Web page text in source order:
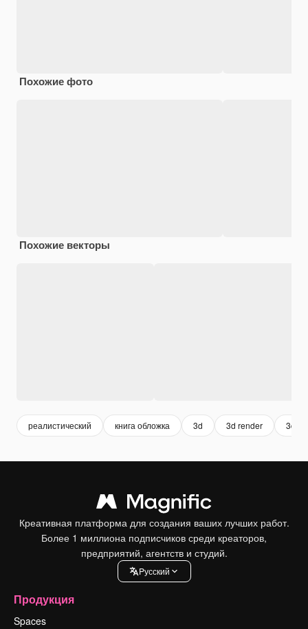
Похожие фото
Похожие векторы
реалистический книга обложка 3d 3d render 3d
Креативная платформа для создания ваших лучших работ.
Более 1 миллиона подписчиков среди креаторов,
предприятий, агентств и студий.
Pусский
Продукция
Spaces